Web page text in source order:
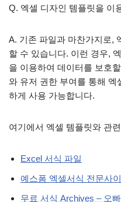
Q. 엑셀 디자인 템플릿을 이
A. 기존 파일과 마찬가지로,
할 수 있습니다. 이런 경우,
을 이용하여 데이터를 보호
와 유저 권한 부여를 통해 엑
하게 사용 가능합니다.
여기에서 엑셀 템플릿와 관
Excel 서식 파일
예스폼 엑셀서식 전문사
무료 서식 Archives – 오